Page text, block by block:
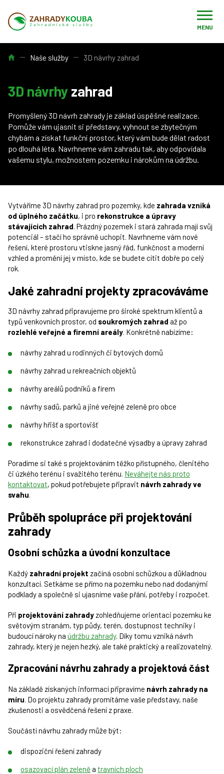
MENU
Úvod Naše služby 3D návrhy zahrad
3D návrhy zahrad
Promyšlený 3D návrh zahrady je základ úspěšné realizace.
Pomůže vám ujasnit si představy, vyhnout se zbytečným
chybám a získat funkční prostor, který vám bude dělat radost
po dlouhá léta. Navrhneme vám zahradu tak, aby odpovídala
vašemu stylu, možnostem pozemku i nárokům na údržbu.
Vytváříme 3D návrhy zahrad pro pozemky, kde zahrada vzniká
od úplného začátku, i pro rekonstrukce a úpravy
stávajících zahrad. Prázdný pozemek i stará zahrada mají svůj
potenciál – stačí ho správně uchopit. Navrhneme vám nové
řešení, které prostoru vtiskne jasný řád, funkčnost a moderní
vzhled a promění jej v místo, kde se budete cítit dobře po celý
rok.
Jaké zahradní projekty zpracováváme
3D návrhy zahrad připravujeme pro široké spektrum klientů a
typů venkovních prostor, od soukromých zahrad až po
rozlehlé veřejné a firemní areály. Konkrétně nabízíme:
návrhy zahrad u rodinných či bytových domů
návrhy zahrad u rekreačních objektů
návrhy areálů podniků a firem
návrhy sadů, parků a jiné veřejné zeleně pro obce
návrhy hřišť a sportovišť
rekonstrukce zahrad i dodatečné výsadby a úpravy zahrad
Poradíme si také s projektováním těžko přístupného, členitého
či úzkého terénu i svažitého terénu. Neváhejte nás proto
kontaktovat, pokud potřebujete připravit návrh zahrady ve
svahu.
Průběh spolupráce při projektování
zahrady
Osobní schůzka a úvodní konzultace
Každý zahradní projekt začíná osobní schůzkou a důkladnou
konzultací. Setkáme se přímo na pozemku nebo nad dodanými
podklady a společně si ujasníme vaše přání, potřeby i rozpočet.
Při projektování zahrady zohledňujeme orientaci pozemku ke
světovým stranám, typ půdy, terén, dostupnost techniky i
budoucí nároky na údržbu zahrady. Díky tomu vzniká návrh
zahrady, který je nejen hezký, ale také praktický a realizovatelný.
Zpracování návrhu zahrady a projektová část
Na základě získaných informací připravíme návrh zahrady na
míru. Do projektu zahrady promítáme vaše představy, naše
zkušenosti a osvědčená řešení z praxe.
Součástí návrhu zahrady může být:
dispoziční řešení zahrady
osazovací plán zeleně a travních ploch